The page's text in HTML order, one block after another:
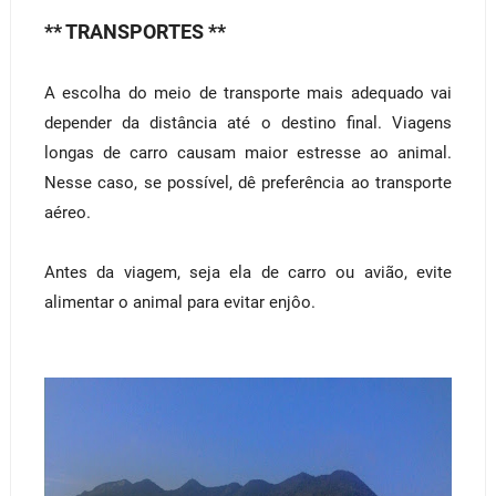
** TRANSPORTES **
A escolha do meio de transporte mais adequado vai
depender da distância até o destino final. Viagens
longas de carro causam maior estresse ao animal.
Nesse caso, se possível, dê preferência ao transporte
aéreo.
Antes da viagem, seja ela de carro ou avião, evite
alimentar o animal para evitar enjôo.